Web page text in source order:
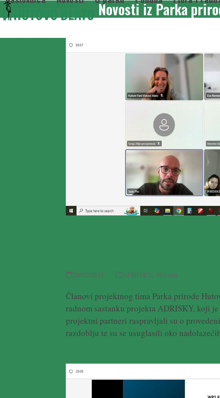
Skip
to
Novosti iz Parka
20/02/2025 ADRISKY, Novosti
Članovi projektnog tima Parka prirode
radnom sastanku projekta ADRISKY, koji
projektni partneri raspravljali su o
razdoblju te su se usuglasili oko